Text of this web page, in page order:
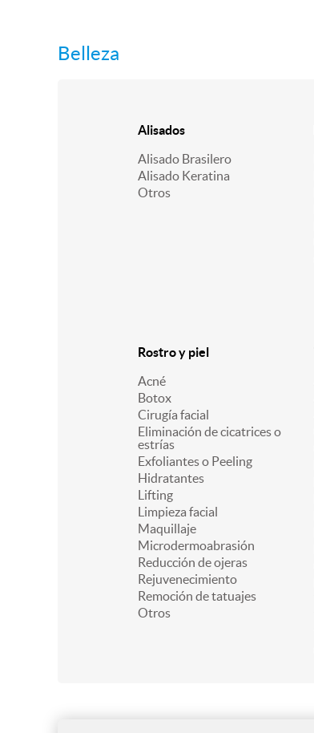
Belleza
Alisados
Alisado Brasilero
Alisado Keratina
Otros
Rostro y piel
Acné
Botox
Cirugía facial
Eliminación de cicatrices o
estrías
Exfoliantes o Peeling
Hidratantes
Lifting
Limpieza facial
Maquillaje
Microdermoabrasión
Reducción de ojeras
Rejuvenecimiento
Remoción de tatuajes
Otros